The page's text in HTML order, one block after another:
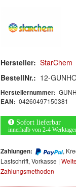
Hersteller: StarChem
BestellNr.: 12-
Herstellernummer:
EAN: 04260497150381
Sofort lieferbar
innerhalb von 2-4
Zahlungen:
,
Lastschrift, Vorkasse |
Zahlungsmethoden